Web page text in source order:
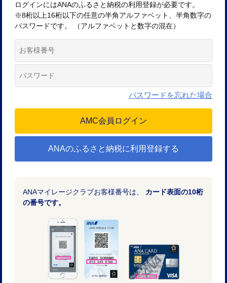
ログインにはANAのふるさと納税の利用登録が必要です。
※8桁以上16桁以下の任意の半角アルファベット、半角数字の
パスワードです。 （アルファベットと数字の混在）
パスワードを忘れた場合
ANAのふるさと納税に利用登録する
ANAマイレージクラブお客様番号は、 カード表面の10桁
の番号です。